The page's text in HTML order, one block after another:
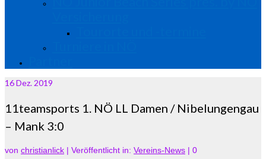
16Dez. 2019
11teamsports 1. NÖ LL Damen / Nibelungengau
– Mank 3:0
von christianlick | Veröffentlicht in: Vereins-News | 0